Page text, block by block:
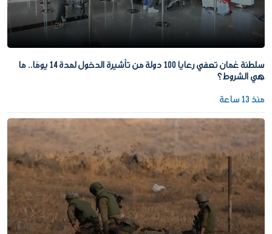
سلطنة عُمان تعفي رعايا 100 دولة من تأشيرة الدخول لمدة 14 يومًا.. ما
هي الشروط؟
منذ 13 ساعة